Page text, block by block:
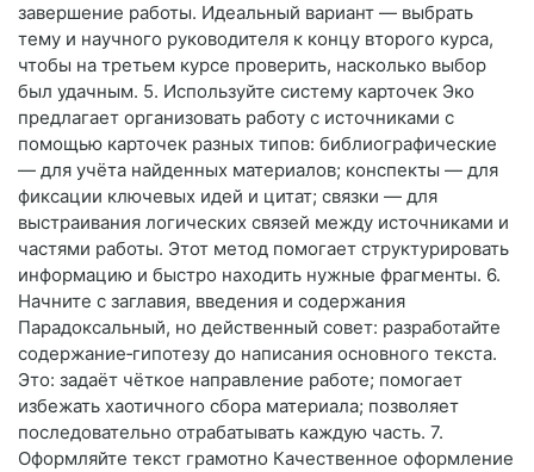
завершение работы. Идеальный вариант — выбрать
тему и научного руководителя к концу второго курса,
чтобы на третьем курсе проверить, насколько выбор
был удачным. 5. Используйте систему карточек Эко
предлагает организовать работу с источниками с
помощью карточек разных типов: библиографические
— для учёта найденных материалов; конспекты — для
фиксации ключевых идей и цитат; связки — для
выстраивания логических связей между источниками и
частями работы. Этот метод помогает структурировать
информацию и быстро находить нужные фрагменты. 6.
Начните с заглавия, введения и содержания
Парадоксальный, но действенный совет: разработайте
содержание‑гипотезу до написания основного текста.
Это: задаёт чёткое направление работе; помогает
избежать хаотичного сбора материала; позволяет
последовательно отрабатывать каждую часть. 7.
Оформляйте текст грамотно Качественное оформление